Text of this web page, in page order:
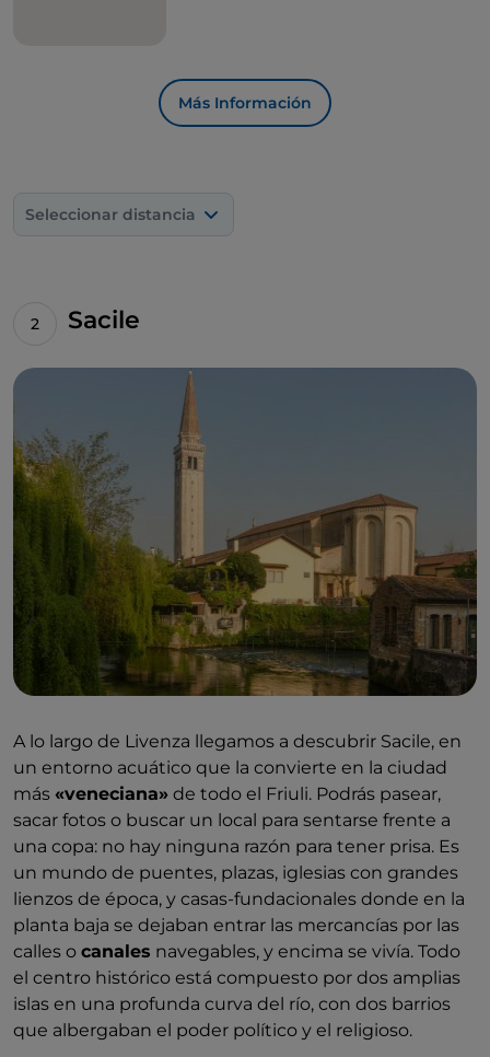
Más Información
Seleccionar distancia
Sacile
A lo largo de Livenza llegamos a descubrir Sacile, en
un entorno acuático que la convierte en la ciudad
más «veneciana» de todo el Friuli. Podrás pasear,
sacar fotos o buscar un local para sentarse frente a
una copa: no hay ninguna razón para tener prisa. Es
un mundo de puentes, plazas, iglesias con grandes
lienzos de época, y casas-fundacionales donde en la
planta baja se dejaban entrar las mercancías por las
calles o canales navegables, y encima se vivía. Todo
el centro histórico está compuesto por dos amplias
islas en una profunda curva del río, con dos barrios
que albergaban el poder político y el religioso.